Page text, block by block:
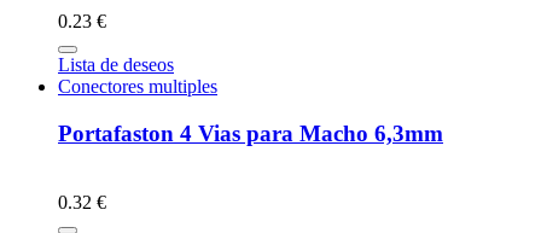
0.23 €
Lista de deseos
Conectores multiples
Portafaston 4 Vias para Macho 6,3mm
0.32 €